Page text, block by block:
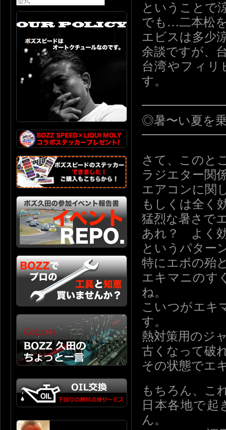
ということで
でも…二本松
エビスは多少
余談ですが、
台湾やフィリ
す。
◎暑〜い夏を
さて、このと
ラジエター関
エアコンに関
もしくは全く
猛烈な暑さで
あれ？ よく
というパター
特にエボの殆
エキマニのす
ね。
こいつがエキ
す。
熱対策用のジ
古くなって破
その状態でエ
もちろん、こ
日本各地で
ん。